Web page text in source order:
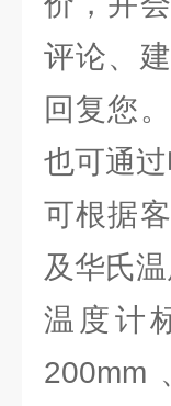
评论、
回复您
也可通
可根据
及华氏温
温度计
200mm